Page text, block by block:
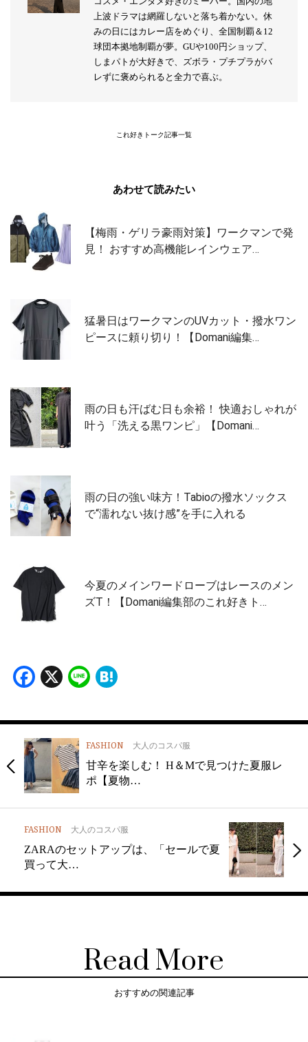
上波ドラマは網羅しないと落ち着かない。休
みの日にはカレー店をめぐり、全国制覇＆12
球団本拠地制覇が夢。GUや100円ショップ、
しまパトが大好きで、ズボラ・プチプラがバ
レずに褒められると全力で喜ぶ。
これ好きトーク記事一覧
あわせて読みたい
【梅雨・ゲリラ豪雨対策】ワークマンで発
見！ おすすめ高機能レインウェア…
猛暑日はワークマンのUVカット・撥水ワン
ピースに頼り切り！【Domani編集…
雨の日も汗ばむ日も余裕！ 快適おしゃれが
叶う「洗える黒ワンピ」【Domani…
雨の日の強い味方！Tabioの撥水ソックス
で“濡れない抜け感”を手に入れる
今夏のメインワードローブはレースのメン
ズT！【Domani編集部のこれ好きト…
Facebook
X Line
FASHION 大人のコスパ服
甘辛を楽しむ！ H＆Mで見つけた夏服レ
ポ【夏物…
FASHION 大人のコスパ服
ZARAのセットアップは、「セールで夏
買って大…
Read More
おすすめの関連記事